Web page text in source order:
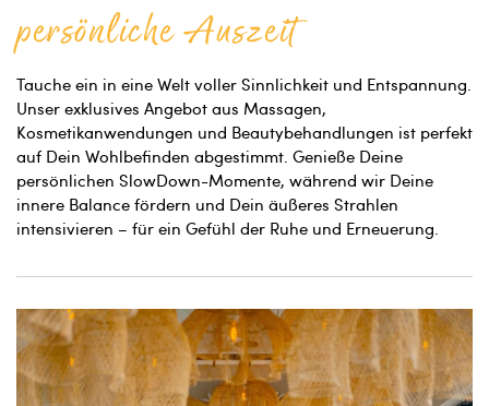
persönliche Auszeit
Tauche ein in eine Welt voller Sinnlichkeit und Entspannung.
Unser exklusives Angebot aus Massagen,
Kosmetikanwendungen und Beautybehandlungen ist perfekt
auf Dein Wohlbefinden abgestimmt. Genieße Deine
persönlichen SlowDown-Momente, während wir Deine
innere Balance fördern und Dein äußeres Strahlen
intensivieren – für ein Gefühl der Ruhe und Erneuerung.